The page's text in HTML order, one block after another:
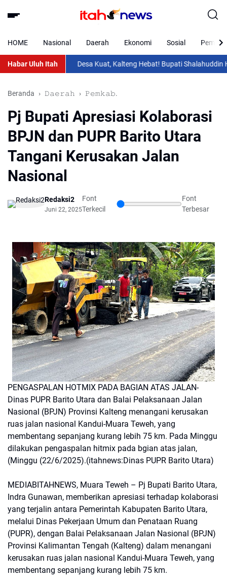
HOME Nasional Daerah Ekonomi Sosial
Habar Uluh ItahDesa Kuat, Kalteng Hebat! Bupati Shalahuddin
Beranda 𝙳𝚊𝚎𝚛𝚊𝚑 𝙿𝚎𝚖𝚔𝚊𝚋.
Pj Bupati Apresiasi Kolaborasi
BPJN dan PUPR Barito Utara
Tangani Kerusakan Jalan
Nasional
Redaksi2
Juni 22, 2025
Font
Terkecil
Font
Terbesar
PENGASPALAN HOTMIX PADA BAGIAN ATAS JALAN-
Dinas PUPR Barito Utara dan Balai Pelaksanaan Jalan
Nasional (BPJN) Provinsi Kalteng menangani kerusakan
ruas jalan nasional Kandui-Muara Teweh, yang
membentang sepanjang kurang lebih 75 km. Pada Minggu
dilakukan pengaspalan hitmix pada bgian atas jalan,
(Minggu (22/6/2025).(itahnews:Dinas PUPR Barito Utara)
MEDIABITAHNEWS, Muara Teweh – Pj Bupati Barito Utara,
Indra Gunawan, memberikan apresiasi terhadap kolaborasi
yang terjalin antara Pemerintah Kabupaten Barito Utara,
melalui Dinas Pekerjaan Umum dan Penataan Ruang
(PUPR), dengan Balai Pelaksanaan Jalan Nasional (BPJN)
Provinsi Kalimantan Tengah (Kalteng) dalam menangani
kerusakan ruas jalan nasional Kandui-Muara Teweh, yang
membentang sepanjang kurang lebih 75 km.